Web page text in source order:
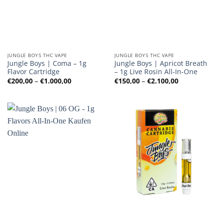
JUNGLE BOYS THC VAPE
Jungle Boys | Coma – 1g
Flavor Cartridge
€200,00 – €1.000,00Preisspanne:
€200,00
JUNGLE BOYS THC VAPE
Jungle Boys | Apricot Breath
– 1g Live Rosin All-In-One
€150,00 – €2.100,00
€150,00